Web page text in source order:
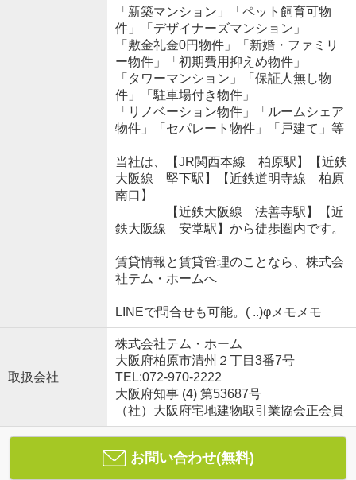
「新築マンション」「ペット飼育可物
件」「デザイナーズマンション」
「敷金礼金0円物件」「新婚・ファミリ
ー物件」「初期費用抑えめ物件」
「タワーマンション」「保証人無し物
件」「駐車場付き物件」
「リノベーション物件」「ルームシェア
物件」「セパレート物件」「戸建て」等
当社は、【JR関西本線 柏原駅】【近鉄
大阪線 堅下駅】【近鉄道明寺線 柏原
南口】
【近鉄大阪線 法善寺駅】【近
鉄大阪線 安堂駅】から徒歩圏内です。
賃貸情報と賃貸管理のことなら、株式会
社テム・ホームへ
LINEで問合せも可能。( ..)φメモメモ
取扱会社
株式会社テム・ホーム
大阪府柏原市清州２丁目3番7号
TEL:072-970-2222
大阪府知事 (4) 第53687号
（社）大阪府宅地建物取引業協会正会員
お問い合わせ(無料)